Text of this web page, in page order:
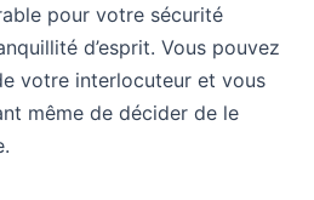
pour votre sécurité
d’esprit. Vous pouvez
votre interlocuteur et vous
même de décider de le